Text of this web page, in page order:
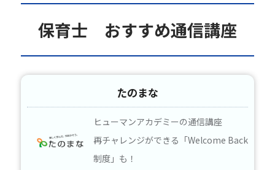
保育士 おすすめ通信講座
たのまな
ヒューマンアカデミーの通信講座
再チャレンジができる「Welcome Back
制度」も！